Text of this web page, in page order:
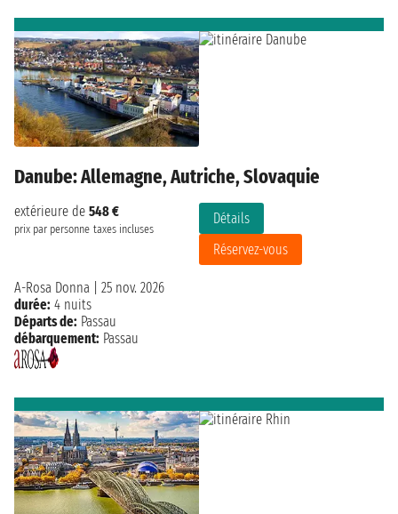
Danube: Allemagne, Autriche, Slovaquie
extérieure de 548 €
prix par personne taxes incluses
Détails
Réservez-vous
A-Rosa Donna
25 nov. 2026
durée: 4 nuits
Départs de: Passau
débarquement: Passau